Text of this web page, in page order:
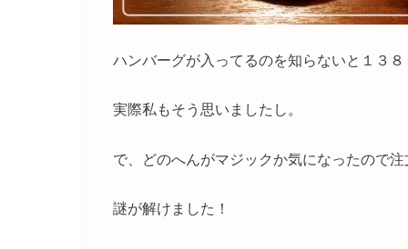
ハンバーグが入ってるのを知らないと１３
実際私もそう思いましたし。
で、どのへんがマジックか気になったので
謎が解けました！